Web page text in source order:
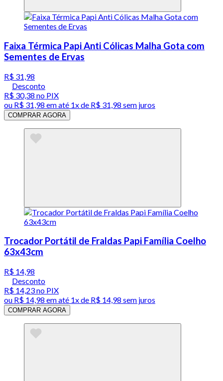
Faixa Térmica Papi Anti Cólicas Malha Gota com
Sementes de Ervas
R$ 31,98
Desconto
R$ 30,38 no PIX
ou R$ 31,98 em até 1x de R$ 31,98 sem juros
COMPRAR AGORA
Trocador Portátil de Fraldas Papi Família Coelho
63x43cm
R$ 14,98
Desconto
R$ 14,23no PIX
ou R$ 14,98 em até 1x de R$ 14,98 sem juros
COMPRAR AGORA